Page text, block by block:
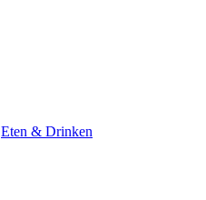
Eten & Drinken